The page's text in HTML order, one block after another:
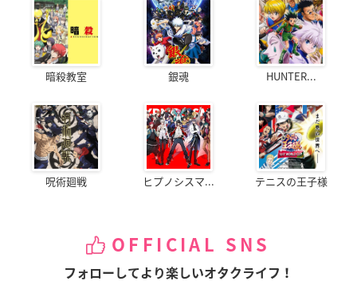
暗殺教室 銀魂 HUNTER...
呪術廻戦 ヒプノシスマ... テニスの王子様
OFFICIAL SNS
フォローしてより楽しいオタクライフ！